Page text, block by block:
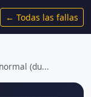
← Todas las fallas
(du...